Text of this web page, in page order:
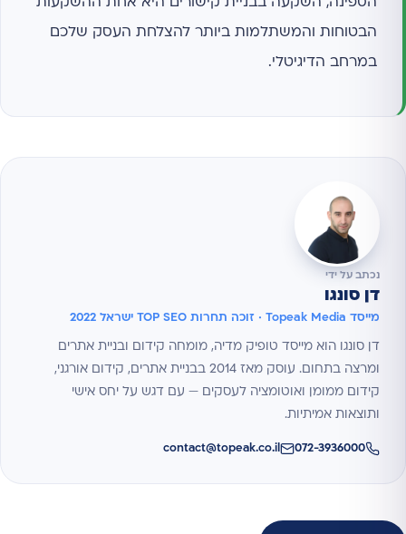
הבטוחות והמשתלמות ביותר להצלחת העסק שלכם
במרחב הדיגיטלי.
נכתב על ידי
דן סונגו
מייסד Topeak Media · זוכה תחרות TOP SEO ישראל 2022
דן סונגו הוא מייסד טופיק מדיה, מומחה קידום ובניית אתרים
ומרצה בתחום. עוסק מאז 2014 בבניית אתרים, קידום אורגני,
קידום ממומן ואוטומציה לעסקים — עם דגש על יחס אישי
ותוצאות אמיתיות.
072-3936000
contact@topeak.co.il